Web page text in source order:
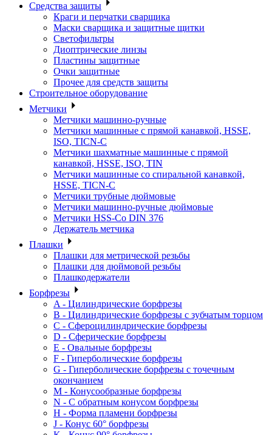
Средства защиты
Краги и перчатки сварщика
Маски сварщика и защитные щитки
Светофильтры
Диоптрические линзы
Пластины защитные
Очки защитные
Прочее для средств защиты
Строительное оборудование
Метчики
Метчики машинно-ручные
Метчики машинные с прямой канавкой, HSSE,
ISO, TICN-C
Метчики шахматные машинные с прямой
канавкой, HSSE, ISO, TIN
Метчики машинные со спиральной канавкой,
HSSE, TICN-C
Метчики трубные дюймовые
Метчики машинно-ручные дюймовые
Метчики HSS-Co DIN 376
Держатель метчика
Плашки
Плашки для метрической резьбы
Плашки для дюймовой резьбы
Плашкодержатели
Борфрезы
A - Цилиндрические борфрезы
B - Цилиндрические борфрезы с зубчатым торцом
C - Сфероцилиндрические борфрезы
D - Сферические борфрезы
E - Овальные борфрезы
F - Гиперболические борфрезы
G - Гиперболические борфрезы с точечным
окончанием
M - Конусообразные борфрезы
N - С обратным конусом борфрезы
H - Форма пламени борфрезы
J - Конус 60° борфрезы